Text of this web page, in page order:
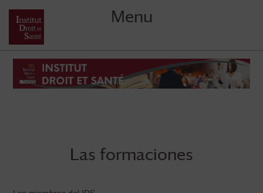
Menu
content
Las formaciones